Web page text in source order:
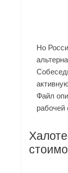
Но
Файл
рабочей